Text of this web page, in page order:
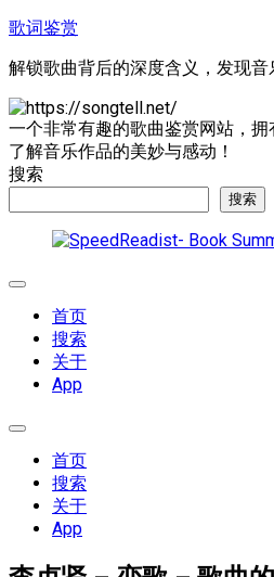
跳
内
容
歌词鉴赏
解锁歌曲背后的深度含义，发现音
一个非常有趣的歌曲鉴赏网站，
了解音乐作品的美妙与感动！
搜索
搜索
展
首页
搜索
关于
App
展
首页
搜索
关于
App